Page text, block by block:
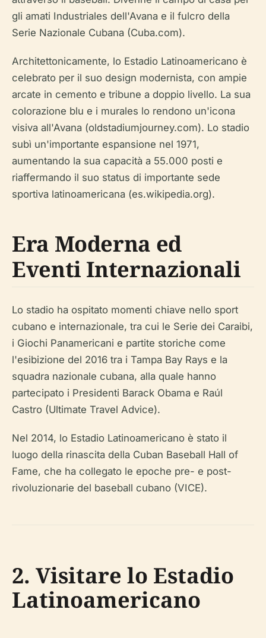
gli amati Industriales dell'Avana e il fulcro della
Serie Nazionale Cubana (Cuba.com).
Architettonicamente, lo Estadio Latinoamericano è
celebrato per il suo design modernista, con ampie
arcate in cemento e tribune a doppio livello. La sua
colorazione blu e i murales lo rendono un'icona
visiva all'Avana (oldstadiumjourney.com). Lo stadio
subì un'importante espansione nel 1971,
aumentando la sua capacità a 55.000 posti e
riaffermando il suo status di importante sede
sportiva latinoamericana (es.wikipedia.org).
Era Moderna ed
Eventi Internazionali
Lo stadio ha ospitato momenti chiave nello sport
cubano e internazionale, tra cui le Serie dei Caraibi,
i Giochi Panamericani e partite storiche come
l'esibizione del 2016 tra i Tampa Bay Rays e la
squadra nazionale cubana, alla quale hanno
partecipato i Presidenti Barack Obama e Raúl
Castro (Ultimate Travel Advice).
Nel 2014, lo Estadio Latinoamericano è stato il
luogo della rinascita della Cuban Baseball Hall of
Fame, che ha collegato le epoche pre- e post-
rivoluzionarie del baseball cubano (VICE).
2. Visitare lo Estadio
Latinoamericano